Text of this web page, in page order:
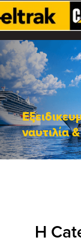
ναυτιλία
Η